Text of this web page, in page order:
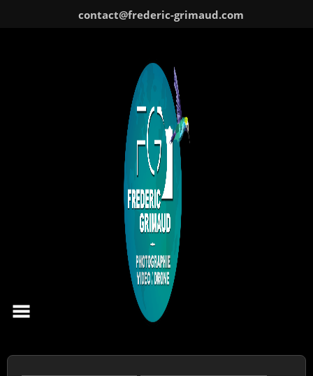
contact@frederic-grimaud.com